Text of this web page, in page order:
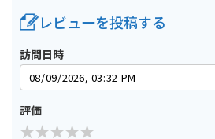
レビューを投稿する
訪問日時
評価